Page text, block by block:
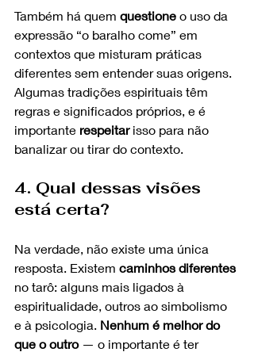
Também há quem questione o uso da
expressão “o baralho come” em
contextos que misturam práticas
diferentes sem entender suas origens.
Algumas tradições espirituais têm
regras e significados próprios, e é
importante respeitar isso para não
banalizar ou tirar do contexto.
4. Qual dessas visões
está certa?
Na verdade, não existe uma única
resposta. Existem caminhos diferentes
no tarô: alguns mais ligados à
espiritualidade, outros ao simbolismo
e à psicologia. Nenhum é melhor do
que o outro — o importante é ter